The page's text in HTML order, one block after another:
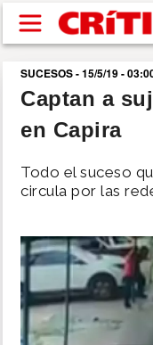
Pasar al contenido
buscar
SUCESOS
NACIONAL
SHOW
DEPORTES
SUCESOS - 15/5/19 -
Captan a
en Capira
Todo el suceso
circula por las